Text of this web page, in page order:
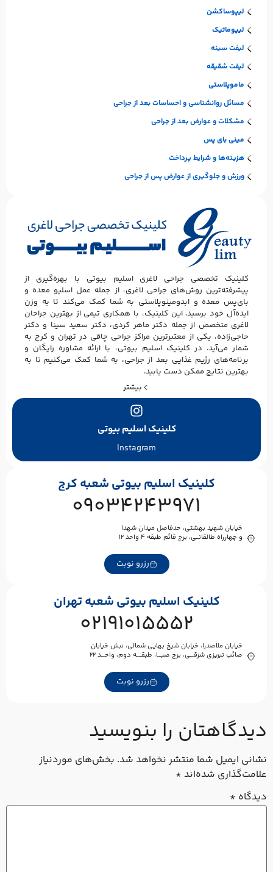
لیپوساکشن
لیپوماتیک
لیفت سینه
لیفت شقیقه
ماموپلاستی
مسائل روانشناسی و احساسات بعد از جراحی
مشکلات و عوارض بعد از جراحی
مینی بای پس
هزینه‌ها و شرایط پرداخت
ورزش و جلوگیری از عوارض پس از جراحی
کلینیک تخصصی جراحی لاغری اسلیم بیوتی با بهره‌گیری از
پیشرفته‌ترین روش‌های جراحی لاغری، از جمله عمل اسلیو معده و
بای‌پس معده و ابدومینوپلاستی به شما کمک می‌کند تا به وزن
ایده‌آل خود برسید. این کلینیک، با همکاری تیمی از بهترین جراحان
لاغری متخصص از جمله دکتر ماهر کردی، دکتر سعید سینا و دکتر
حاجی‌زاده، یکی از معتبرترین مراکز جراحی چاقی در تهران و کرج به
شمار می‌آید. در کلینیک اسلیم بیوتی، با ارائه مشاوره رایگان و
برنامه‌های رژیم غذایی بعد از جراحی، به شما کمک می‌کنیم تا به
بهترین نتایج ممکن دست یابید.
بیشتر
کلینیک اسلیم بیوتی
Instagram
کلینیک اسلیم بیوتی شعبه کرج
09034243971
خیابان شهید بهشتی، حدفاصل میدان شهدا
و چهارراه طالقانــی، برج قائم طبقه ۴ واحد ۱۲
رزرو نوبت
کلینیک اسلیم بیوتی شعبه تهران
02191015552
خیابان ملاصدرا، خیابان شیخ بهایی شمالی، نبش خیابان
صائب تبریزی شرقـــی، برج صبـــا، طبقــــه دوم، واحـــد ۲۲
رزرو نوبت
را بنویسید
ایمیل شما منتشر نخواهد شد.بخش‌های موردنیاز
شده‌اند*
*